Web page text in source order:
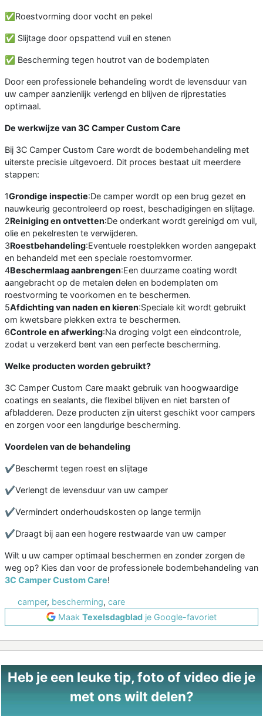
✅Roestvorming door vocht en pekel
✅ Slijtage door opspattend vuil en stenen
✅ Bescherming tegen houtrot van de bodemplaten
Door een professionele behandeling wordt de levensduur van
uw camper aanzienlijk verlengd en blijven de rijprestaties
optimaal.
De werkwijze van 3C Camper Custom Care
Bij 3C Camper Custom Care wordt de bodembehandeling met
uiterste precisie uitgevoerd. Dit proces bestaat uit meerdere
stappen:
1️Grondige inspectie:De camper wordt op een brug gezet en
nauwkeurig gecontroleerd op roest, beschadigingen en slijtage.
2️Reiniging en ontvetten:De onderkant wordt gereinigd om vuil,
olie en pekelresten te verwijderen.
3️Roestbehandeling:Eventuele roestplekken worden aangepakt
en behandeld met een speciale roestomvormer.
4️Beschermlaag aanbrengen:Een duurzame coating wordt
aangebracht op de metalen delen en bodemplaten om
roestvorming te voorkomen en te beschermen.
5️Afdichting van naden en kieren:Speciale kit wordt gebruikt
om kwetsbare plekken extra te beschermen.
6️Controle en afwerking:Na droging volgt een eindcontrole,
zodat u verzekerd bent van een perfecte bescherming.
Welke producten worden gebruikt?
3C Camper Custom Care maakt gebruik van hoogwaardige
coatings en sealants, die flexibel blijven en niet barsten of
afbladderen. Deze producten zijn uiterst geschikt voor campers
en zorgen voor een langdurige bescherming.
Voordelen van de behandeling
✔️Beschermt tegen roest en slijtage
✔️Verlengt de levensduur van uw camper
✔️Vermindert onderhoudskosten op lange termijn
✔️Draagt bij aan een hogere restwaarde van uw camper
Wilt u uw camper optimaal beschermen en zonder zorgen de
weg op? Kies dan voor de professionele bodembehandeling van
3C Camper Custom Care!
camper, bescherming, care
Maak Texelsdagblad je Google-favoriet
Heb je een leuke tip, foto of video die je
met ons wilt delen?